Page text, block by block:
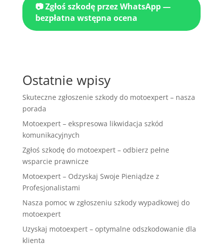
📷 Zgłoś szkodę przez WhatsApp —
bezpłatna wstępna ocena
Ostatnie wpisy
Skuteczne zgłoszenie szkody do motoexpert – nasza
porada
Motoexpert – ekspresowa likwidacja szkód
komunikacyjnych
Zgłoś szkodę do motoexpert – odbierz pełne
wsparcie prawnicze
Motoexpert – Odzyskaj Swoje Pieniądze z
Profesjonalistami
Nasza pomoc w zgłoszeniu szkody wypadkowej do
motoexpert
Uzyskaj motoexpert – optymalne odszkodowanie dla
klienta